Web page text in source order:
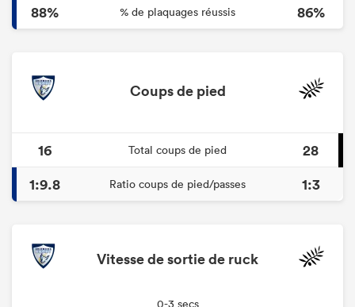
88% % de plaquages réussis 86%
Coups de pied
16 Total coups de pied
28
1:9.8
Ratio coups de pied/passes 1:3
Vitesse de sortie de ruck
0-3 secs